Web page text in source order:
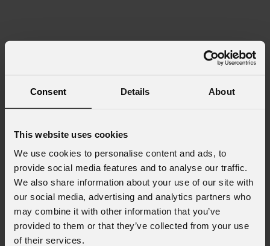
Consent Details About
This website uses cookies
We use cookies to personalise content and ads, to
provide social media features and to analyse our traffic.
We also share information about your use of our site with
our social media, advertising and analytics partners who
may combine it with other information that you’ve
provided to them or that they’ve collected from your use
of their services.